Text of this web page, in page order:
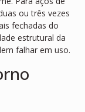
ou três vezes
fechadas do
estrutural da
falhar em uso.